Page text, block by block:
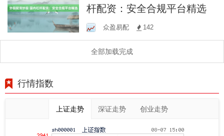
杆配资：安全合规平台精选
众盈易配 142
全部加载完成
行情指数
上证走势 深证走势 创业走势